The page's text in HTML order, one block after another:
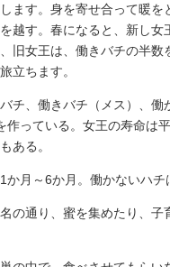
ます。身を寄せ合って暖を
越す。春になると、新し女
旧女王は、働きバチの半数
立ちます。
チ、働きバチ（メス）、働
作っている。女王の寿命は
ある。
か月～6か月。働かないハチ
の通り、蜜を集めたり、子